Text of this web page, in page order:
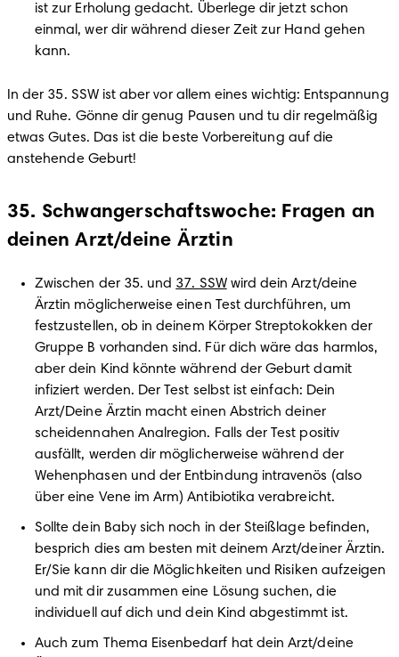
ist zur Erholung gedacht. Überlege dir jetzt schon
einmal, wer dir während dieser Zeit zur Hand gehen
In der 35. SSW ist aber vor allem eines wichtig: Entspannung
und Ruhe. Gönne dir genug Pausen und tu dir regelmäßig
etwas Gutes. Das ist die beste Vorbereitung auf die
anstehende Geburt!
35. Schwangerschaftswoche: Fragen an
deinen Arzt/deine Ärztin
Zwischen der 35. und 37. SSW wird dein Arzt/deine
Ärztin möglicherweise einen Test durchführen, um
festzustellen, ob in deinem Körper Streptokokken der
Gruppe B vorhanden sind. Für dich wäre das harmlos,
aber dein Kind könnte während der Geburt damit
infiziert werden. Der Test selbst ist einfach: Dein
Arzt/Deine Ärztin macht einen Abstrich deiner
scheidennahen Analregion. Falls der Test positiv
ausfällt, werden dir möglicherweise während der
Wehenphasen und der Entbindung intravenös (also
Sollte dein Baby sich noch in der Steißlage befinden,
besprich dies am besten mit deinem Arzt/deiner Ärztin.
Er/Sie kann dir die Möglichkeiten und Risiken aufzeigen
und mit dir zusammen eine Lösung suchen, die
Auch zum Thema Eisenbedarf hat dein Arzt/deine